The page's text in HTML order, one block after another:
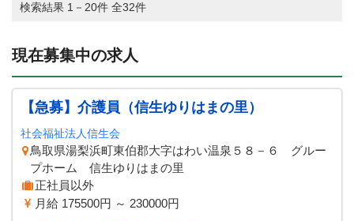
検索結果 1－20件 全32件
現在募集中の求人
【急募】介護員（信生ゆりはまの里）
社会福祉法人信生会
鳥取県湯梨浜町東伯郡大字はわい温泉５８－６ グルー
プホーム 信生ゆりはまの里
正社員以外
月給 175500円 ～ 230000円